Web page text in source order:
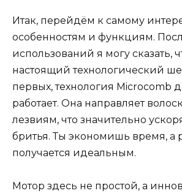
Итак, перейдём к самому
особенностям и функциям.
использований я могу сказать,
настоящий технологический
первых, технология Microcomb
работает. Она направляет
лезвиям, что значительно
бритья. Ты экономишь время, а
получается идеальным.
Мотор здесь не простой, а